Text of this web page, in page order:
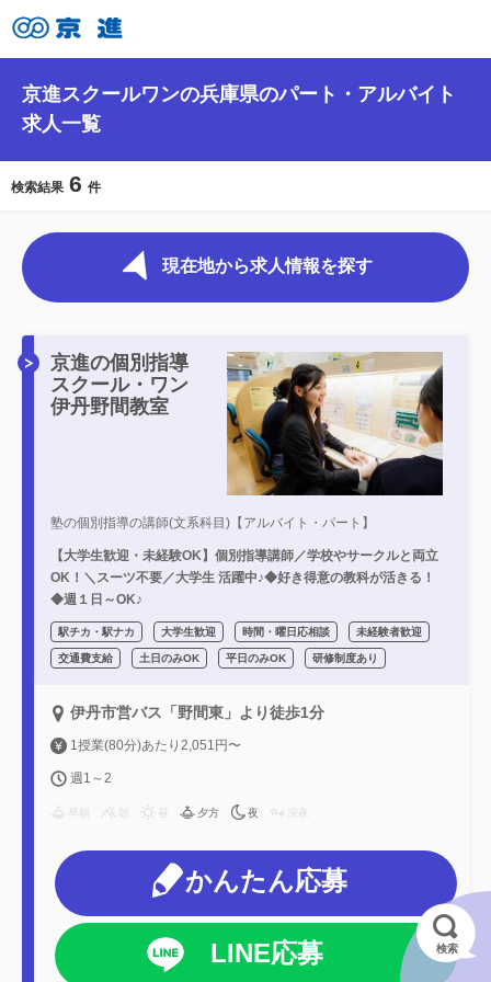
京進スクールワンの兵庫県のパート・アルバイト
求人一覧
検索結果 6 件
現在地から求人情報を探す
京進の個別指導
スクール・ワン
伊丹野間教室
塾の個別指導の講師(文系科目)【アルバイト・パート】
【大学生歓迎・未経験OK】個別指導講師／学校やサークルと両立
OK！＼スーツ不要／大学生 活躍中♪◆好き得意の教科が活きる！
◆週１日～OK♪
駅チカ・駅ナカ 大学生歓迎 時間・曜日応相談 未経験者歓迎
交通費支給 土日のみOK 平日のみOK 研修制度あり
伊丹市営バス「野間東」より徒歩1分
1授業(80分)あたり2,051円〜
週1～2
早朝 夕方 夜 深夜
かんたん応募
LINE応募 検索